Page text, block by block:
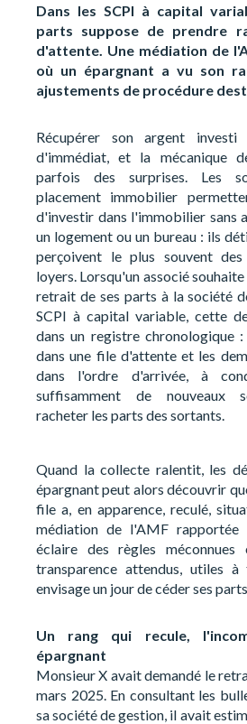
Dans les SCPI à capital
parts suppose de prendre
d'attente. Une médiation de
où un épargnant a vu son
ajustements de procédure
Récupérer son argent
d'immédiat, et la mécanique
parfois des surprises. Les
placement immobilier
d'investir dans l'immobilier sans
un logement ou un bureau : ils
perçoivent le plus souvent des
loyers. Lorsqu'un associé
retrait de ses parts à la société
SCPI à capital variable, cette
dans un registre chronologique
dans une file d'attente et les
dans l'ordre d'arrivée, à
suffisamment de nouveaux
racheter les parts des sortants.
Quand la collecte ralentit, les
épargnant peut alors découvrir
file a, en apparence, reculé,
médiation de l'AMF rapportée
éclaire des règles
transparence attendus, utiles
envisage un jour de céder ses parts.
Un rang qui recule,
épargnant
Monsieur X avait demandé le
mars 2025. En consultant les
sa société de gestion, il avait